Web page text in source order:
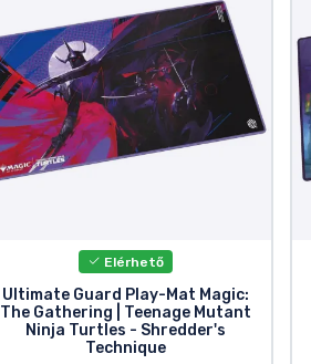
Elérhető
Ultimate Guard Play-Mat Magic:
The Gathering | Teenage Mutant
Ninja Turtles - Shredder's
Technique